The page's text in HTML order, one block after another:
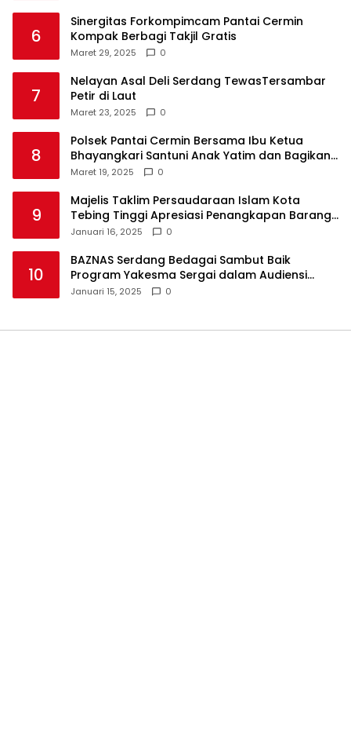
6
Sinergitas Forkompimcam Pantai Cermin
Kompak Berbagi Takjil Gratis
Maret 29, 2025 0
7
Nelayan Asal Deli Serdang TewasTersambar
Petir di Laut
Maret 23, 2025 0
8
Polsek Pantai Cermin Bersama Ibu Ketua
Bhayangkari Santuni Anak Yatim dan Bagikan
Takjil
Maret 19, 2025 0
9
Majelis Taklim Persaudaraan Islam Kota
Tebing Tinggi Apresiasi Penangkapan Barang
Haram
Januari 16, 2025 0
10
BAZNAS Serdang Bedagai Sambut Baik
Program Yakesma Sergai dalam Audiensi
Perkenalan Pengurus Baru
Januari 15, 2025 0